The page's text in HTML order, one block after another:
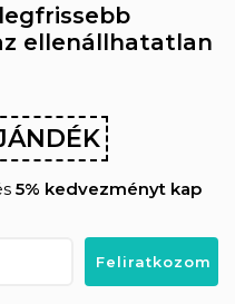
ellenállhatatlan
5% kedvezményt kap